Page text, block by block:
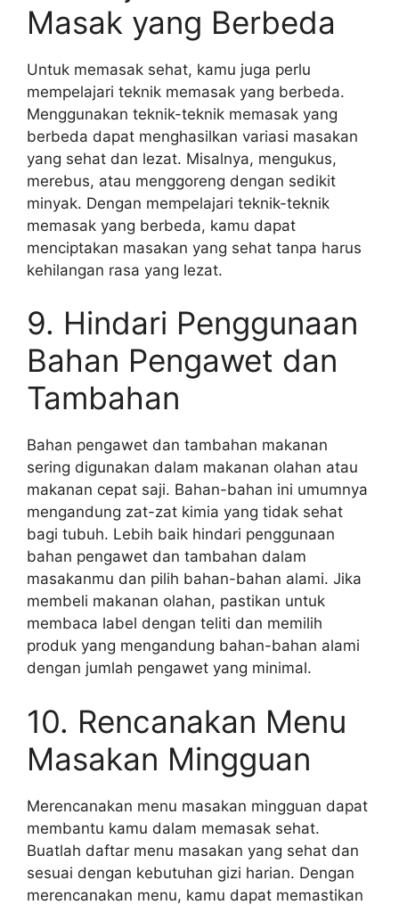
Masak yang Berbeda
Untuk memasak sehat, kamu juga perlu
mempelajari teknik memasak yang berbeda.
Menggunakan teknik-teknik memasak yang
berbeda dapat menghasilkan variasi masakan
yang sehat dan lezat. Misalnya, mengukus,
merebus, atau menggoreng dengan sedikit
minyak. Dengan mempelajari teknik-teknik
memasak yang berbeda, kamu dapat
menciptakan masakan yang sehat tanpa harus
kehilangan rasa yang lezat.
9. Hindari Penggunaan
Bahan Pengawet dan
Tambahan
Bahan pengawet dan tambahan makanan
sering digunakan dalam makanan olahan atau
makanan cepat saji. Bahan-bahan ini umumnya
mengandung zat-zat kimia yang tidak sehat
bagi tubuh. Lebih baik hindari penggunaan
bahan pengawet dan tambahan dalam
masakanmu dan pilih bahan-bahan alami. Jika
membeli makanan olahan, pastikan untuk
membaca label dengan teliti dan memilih
produk yang mengandung bahan-bahan alami
dengan jumlah pengawet yang minimal.
10. Rencanakan Menu
Masakan Mingguan
Merencanakan menu masakan mingguan dapat
membantu kamu dalam memasak sehat.
Buatlah daftar menu masakan yang sehat dan
sesuai dengan kebutuhan gizi harian. Dengan
merencanakan menu, kamu dapat memastikan